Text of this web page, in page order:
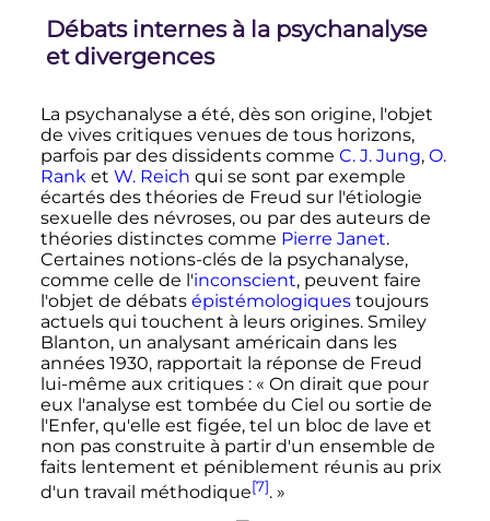
Débats internes à la psychanalyse
et divergences
La psychanalyse a été, dès son origine, l'objet
de vives critiques venues de tous horizons,
parfois par des dissidents comme C. J. Jung, O.
Ranket W. Reich qui se sont par exemple
écartés des théories de Freud sur l'étiologie
sexuelle des névroses, ou par des auteurs de
théories distinctes comme Pierre Janet.
Certaines notions-clés de la psychanalyse,
comme celle de l'inconscient, peuvent faire
l'objet de débats épistémologiquestoujours
actuels qui touchent à leurs origines. Smiley
Blanton, un analysant américain dans les
années 1930, rapportait la réponse de Freud
lui-même aux critiques : « On dirait que pour
eux l'analyse est tombée du Ciel ou sortie de
l'Enfer, qu'elle est figée, tel un bloc de lave et
non pas construite à partir d'un ensemble de
faits lentement et péniblement réunis au prix
d'un travail méthodique[7]. »